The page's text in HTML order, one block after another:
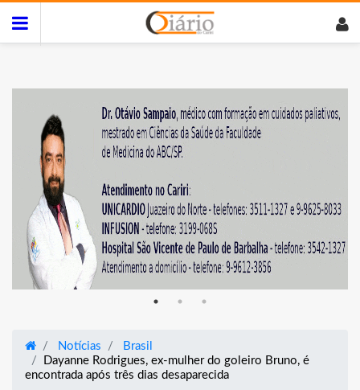
Notícias
Brasil
Dayanne Rodrigues, ex-mulher do goleiro Bruno, é
encontrada após três dias desaparecida